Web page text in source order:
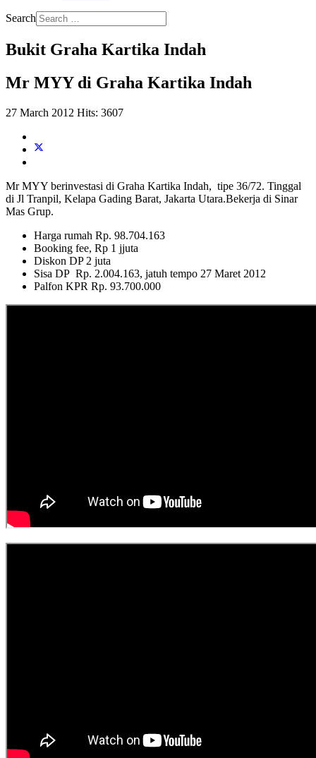
Search
Bukit Graha Kartika Indah
Mr MYY di Graha Kartika Indah
27 March 2012 Hits: 3607
Mr MYY berinvestasi di Graha Kartika Indah, tipe 36/72. Tinggal
di Jl Tranpil, Kelapa Gading Barat, Jakarta Utara.Bekerja di Sinar
Mas Grup.
Harga rumah Rp. 98.704.163
Booking fee, Rp 1 jjuta
Diskon DP 2 juta
Sisa DP Rp. 2.004.163, jatuh tempo 27 Maret 2012
Palfon KPR Rp. 93.700.000